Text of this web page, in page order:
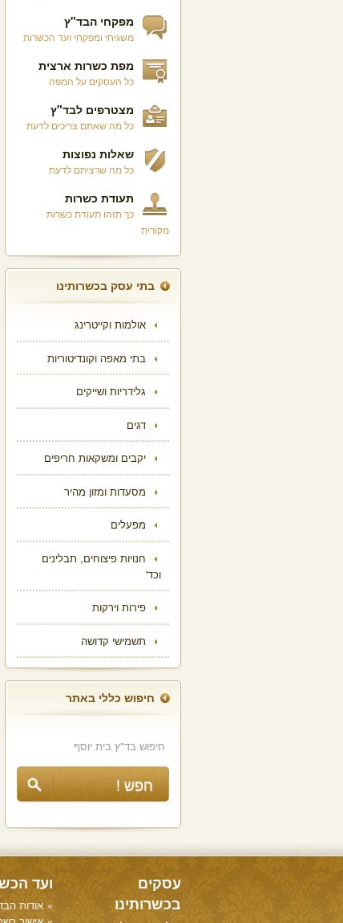
מפקחי הבד"ץ
משגיחי ומפקחי ועד הכשרות
מפת כשרות ארצית
כל העסקים על המפה
מצטרפים לבד"ץ
כל מה שאתם צריכים לדעת
שאלות נפוצות
כל מה שרציתם לדעת
תעודת כשרות
כך תזהו תעודת כשרות
מקורית
בתי עסק בכשרותינו
אולמות וקייטרינג
בתי מאפה וקונדיטוריות
גלידריות ושייקים
דגים
יקבים ומשקאות חריפים
מסעדות ומזון מהיר
מפעלים
חנויות פיצוחים, תבלינים
וכד'
פירות וירקות
תשמישי קדושה
חיפוש כללי באתר
עסקים
בכשרותינו
ועד
אודות